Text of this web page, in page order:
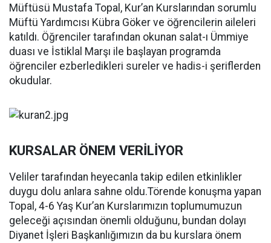
Müftüsü Mustafa Topal, Kur’an Kurslarından sorumlu
Müftü Yardımcısı Kübra Göker ve öğrencilerin aileleri
katıldı. Öğrenciler tarafından okunan salat-ı Ümmiye
duası ve İstiklal Marşı ile başlayan programda
öğrenciler ezberledikleri sureler ve hadis-i şeriflerden
okudular.
KURSALAR ÖNEM VERİLİYOR
Veliler tarafından heyecanla takip edilen etkinlikler
duygu dolu anlara sahne oldu.Törende konuşma yapan
Topal, 4-6 Yaş Kur’an Kurslarımızın toplumumuzun
geleceği açısından önemli olduğunu, bundan dolayı
Diyanet İşleri Başkanlığımızın da bu kurslara önem